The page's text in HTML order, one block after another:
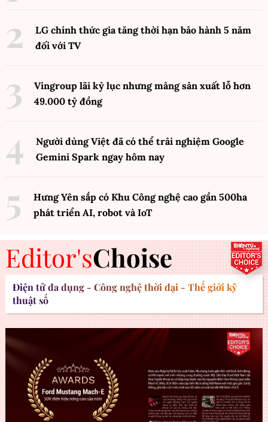
LG chính thức gia tăng thời hạn bảo hành 5 năm
đối với TV
Vingroup lãi kỷ lục nhưng mảng sản xuất lỗ hơn
49.000 tỷ đồng
Người dùng Việt đã có thể trải nghiệm Google
Gemini Spark ngay hôm nay
Hưng Yên sắp có Khu Công nghệ cao gần 500ha
phát triển AI, robot và IoT
Editor'sChoise
Điện tử đa dụng - Công nghệ thời đại - Thế giới kỹ
thuật số